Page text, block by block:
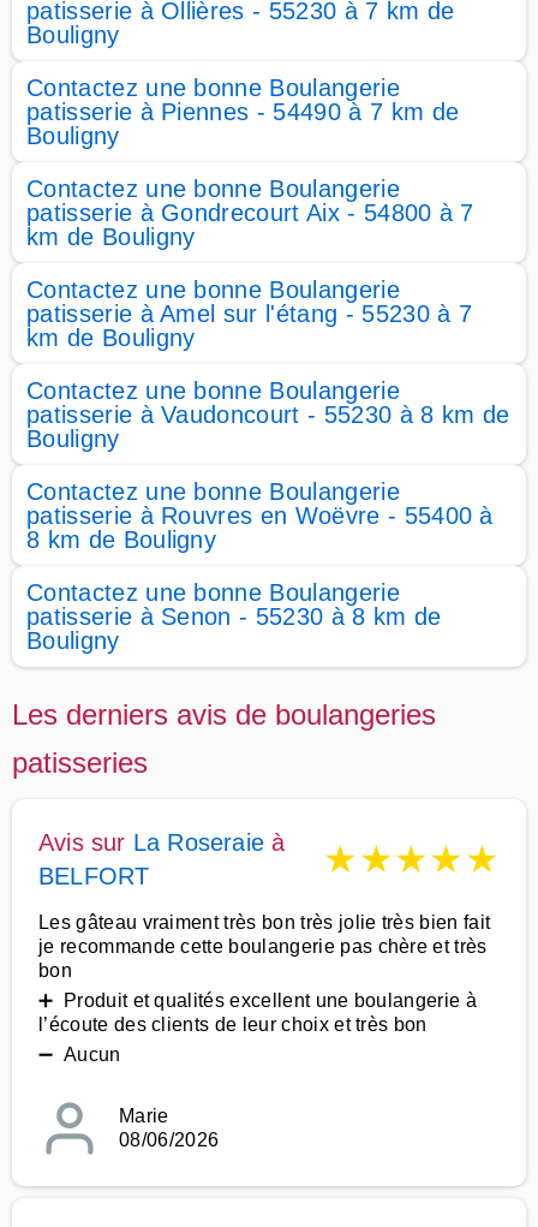
patisserie à Ollières - 55230 à 7 km de
Bouligny
Contactez une bonne Boulangerie
patisserie à Piennes - 54490 à 7 km de
Bouligny
Contactez une bonne Boulangerie
patisserie à Gondrecourt Aix - 54800 à 7
km de Bouligny
Contactez une bonne Boulangerie
patisserie à Amel sur l'étang - 55230 à 7
km de Bouligny
Contactez une bonne Boulangerie
patisserie à Vaudoncourt - 55230 à 8 km de
Bouligny
Contactez une bonne Boulangerie
patisserie à Rouvres en Woëvre - 55400 à
8 km de Bouligny
Contactez une bonne Boulangerie
patisserie à Senon - 55230 à 8 km de
Bouligny
Les derniers avis de boulangeries
patisseries
Avis sur La Roseraie à
BELFORT
★★★★★
Les gâteau vraiment très bon très jolie très bien fait
je recommande cette boulangerie pas chère et très
bon
➕ Produit et qualités excellent une boulangerie à
l’écoute des clients de leur choix et très bon
➖ Aucun
Marie
08/06/2026